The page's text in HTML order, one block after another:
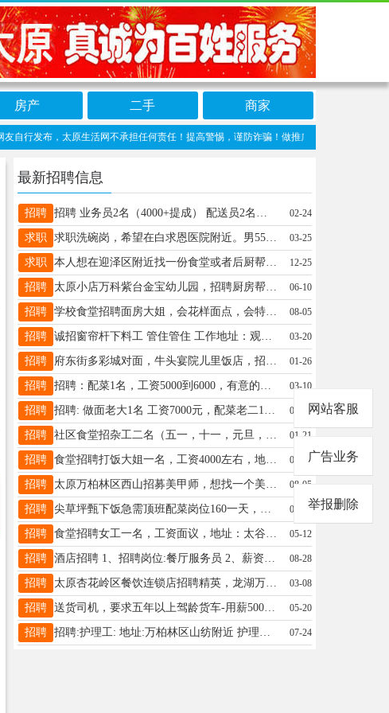
房产 二手 商家
自行发布，太原生活网不承担任何责任！提高警惕，谨防诈骗！做推广、做信息置顶！请加
最新招聘信息
招聘 招聘 业务员2名（4000+提成） 配送员2名（年龄25-45）4500-5000 13133001380动物园 02-24
求职 求职洗碗岗，希望在白求恩医院附近。男55岁，工资面谈，最好能发现金的。13994692881 03-25
求职 本人想在迎泽区附近找一份食堂或者后厨帮厨工作，有外卖店工作经验，男 26，电话：15525490763 12-25
招聘 太原小店万科紫台金宝幼儿园，招聘厨房帮厨顶班一天120，顶10天左右，必须要有健康证电话13633450516 06-10
招聘 学校食堂招聘面房大姐，会花样面点，会特色面食，剔尖，擦尖，等特色面条，有意者联系18735188174。 08-05
招聘 诚招窗帘杆下料工 管住管住 工作地址：观家峪村 有意者联系15834048632张 03-20
招聘 府东街多彩城对面，牛头宴院儿里饭店，招一名洗碗工13753130184 01-26
招聘 招聘：配菜1名，工资5000到6000，有意的兄弟们联系，地址：太原义井东衔， 电话☎15536819731. 03-10
招聘 招聘: 做面老大1名 工资7000元，配菜老二1名。 工资5000元。家常菜！ 地址:太原小店区刘家堡 电话13546324369 02-24
招聘 社区食堂招杂工二名（五一，十一，元旦，春节放假）。电话13383515760。微信同号。 地图搜索木林森社区食堂。 01-21
招聘 食堂招聘打饭大姐一名，工资4000左右，地址：万柏林区漪汾街，联系方式：15803513356 08-24
招聘 太原万柏林区西山招募美甲师，想找一个美甲搭子。我的客人可以和你共享。想小成本创业的可以来聊聊。 详细添加：zdyyy2580，备注美甲，大家有朋友做美甲的可以转发一下，谢谢。电话：17636571331 08-05
招聘 尖草坪甄下饭急需顶班配菜岗位160一天，有意向请联系：13453976504 07-04
招聘 食堂招聘女工一名，工资面议，地址：太谷，联系方式：18734448193 05-12
招聘 酒店招聘 1、招聘岗位:餐厅服务员 2、薪资待遇:3000左右/月，公休四天，15号准时发薪，节假日三倍工资，包食宿 3、工作地点:许坦东街宜必思酒店 4、详情请咨询:13700575613 13835113755 08-28
招聘 太原杏花岭区餐饮连锁店招聘精英，龙湖万达广场 杀鱼大叔1名4500/6000 切配大哥大姐2名4500/6000 福利，每月4天公休，200全勤，绩效提成，节假日加休 管吃管住，宿舍近2分钟，工龄奖半年50一年100， 要求18周岁到50周岁，有建康证，服从安排，吃苦耐劳，不会可以教 鸽子勿扰 联系电话，15239442686丁 03-08
招聘 送货司机，要求五年以上驾龄货车-用薪5000以上15937950822 05-20
招聘 招聘:护理工: 地址:万柏林区山纺附近 护理时间: 上午7:30~下午7:30 有意向者请拔打:13203410560.面意！ 07-24
网站客服
广告业务
举报删除